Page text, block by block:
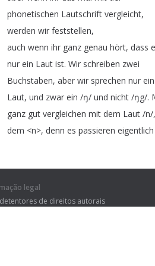
phonetischen Lautschrift vergleicht,
werden wir feststellen,
auch wenn ihr ganz genau hört, dass
nur ein Laut ist. Wir schreiben zwei
Buchstaben, aber wir sprechen nur
Laut, und zwar ein /ŋ/ und nicht /ŋg/.
ganz gut vergleichen mit dem Laut /n/,
dem <n>, denn es passieren eigentlich
durch die Nase.
legal
detentores de direitos autorais